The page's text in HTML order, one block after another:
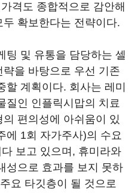
격도 종합적으로 감안해
확보한다는 전략이다.
팅 및 유통을 담당하는 셀
을 바탕으로 우선 기존
계획이다. 회사는 레미
질인 인플릭시맙의 치료
편의성에 아쉬움이 있
에 1회 자가주사)의 수요
보고 있으며, 휴미라와
성으로 효과를 보지 못하
요 타깃층이 될 것으로